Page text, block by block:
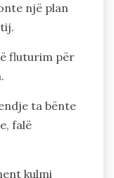
një plan
fluturim për
ta bënte
falë
kulmi